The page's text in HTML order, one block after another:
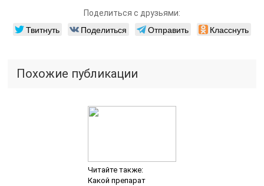
Поделиться с друзьями:
Твитнуть Поделиться Отправить Класснуть
Похожие публикации
Читайте также:
Какой препарат